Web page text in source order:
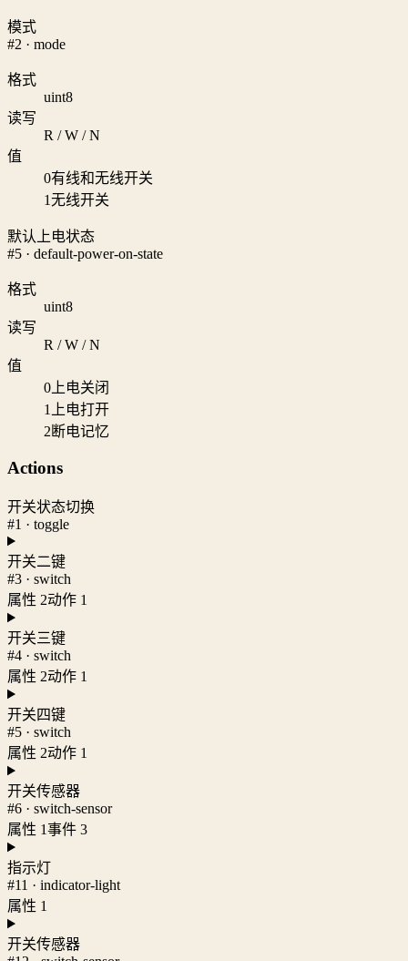
模式
#2 · mode
格式
uint8
读写
R / W / N
值
0有线和无线开关
1无线开关
默认上电状态
#5 · default-power-on-state
格式
uint8
读写
R / W / N
值
0 上电关闭
1
上电打开
2断电记忆
Actions
开关状态切换
#1 · toggle
开关二键
#3 · switch
属性 2动作 1
开关三键
#4 · switch
属性 2动作 1
开关四键
#5 · switch
属性 2动作 1
开关传感器
#6 · switch-sensor
属性 1事件 3
指示灯
#11 · indicator-light
属性 1
开关传感器